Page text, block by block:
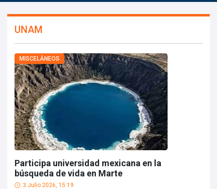
UNAM
MISCELÁNEOS
Participa universidad mexicana en la
búsqueda de vida en Marte
3 Julio 2026, 15:19